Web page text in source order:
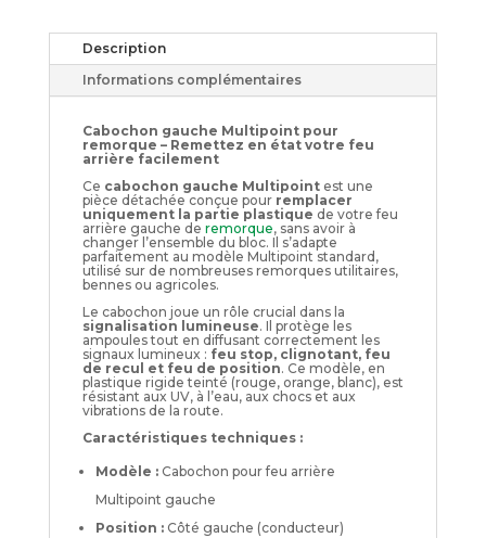
Description
Informations complémentaires
Cabochon gauche Multipoint pour
remorque – Remettez en état votre feu
arrière facilement
Ce cabochon gauche Multipointest une
pièce détachée conçue pour remplacer
uniquement la partie plastique de votre feu
arrière gauche de remorque, sans avoir à
changer l’ensemble du bloc. Il s’adapte
parfaitement au modèle Multipoint standard,
utilisé sur de nombreuses remorques utilitaires,
bennes ou agricoles.
Le cabochon joue un rôle crucial dans la
signalisation lumineuse. Il protège les
ampoules tout en diffusant correctement les
signaux lumineux : feu stop, clignotant, feu
de recul et feu de position. Ce modèle, en
plastique rigide teinté (rouge, orange, blanc), est
résistant aux UV, à l’eau, aux chocs et aux
vibrations de la route.
Caractéristiques techniques :
Modèle :Cabochon pour feu arrière
Multipoint gauche
Position :Côté gauche (conducteur)